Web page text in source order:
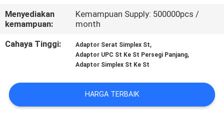
BERITA
KASUS
KEBIJAKAN
Menyediakan
kemampuan:
Kemampuan Supply: 500000pcs /
month
Cahaya Tinggi:
Adaptor Serat Simplex St,
Adaptor UPC St Ke St Persegi Panjang,
Adaptor Simplex St Ke St
HARGA TERBAIK